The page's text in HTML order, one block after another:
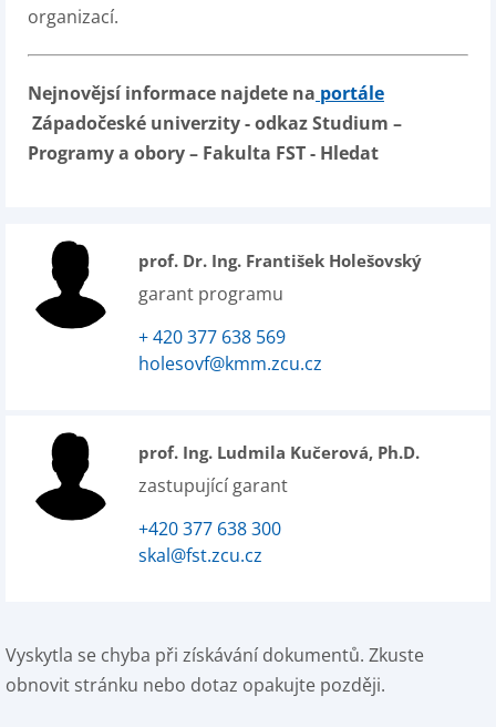
organizací.
Nejnovějsí informace najdete na portále
Západočeské univerzity - odkaz Studium –
Programy a obory – Fakulta FST - Hledat
prof. Dr. Ing. František Holešovský
garant programu
+ 420 377 638 569
holesovf@kmm.zcu.cz
prof. Ing. Ludmila Kučerová, Ph.D.
zastupující garant
+420 377 638 300
skal@fst.zcu.cz
Vyskytla se chyba při získávání dokumentů. Zkuste
obnovit stránku nebo dotaz opakujte později.